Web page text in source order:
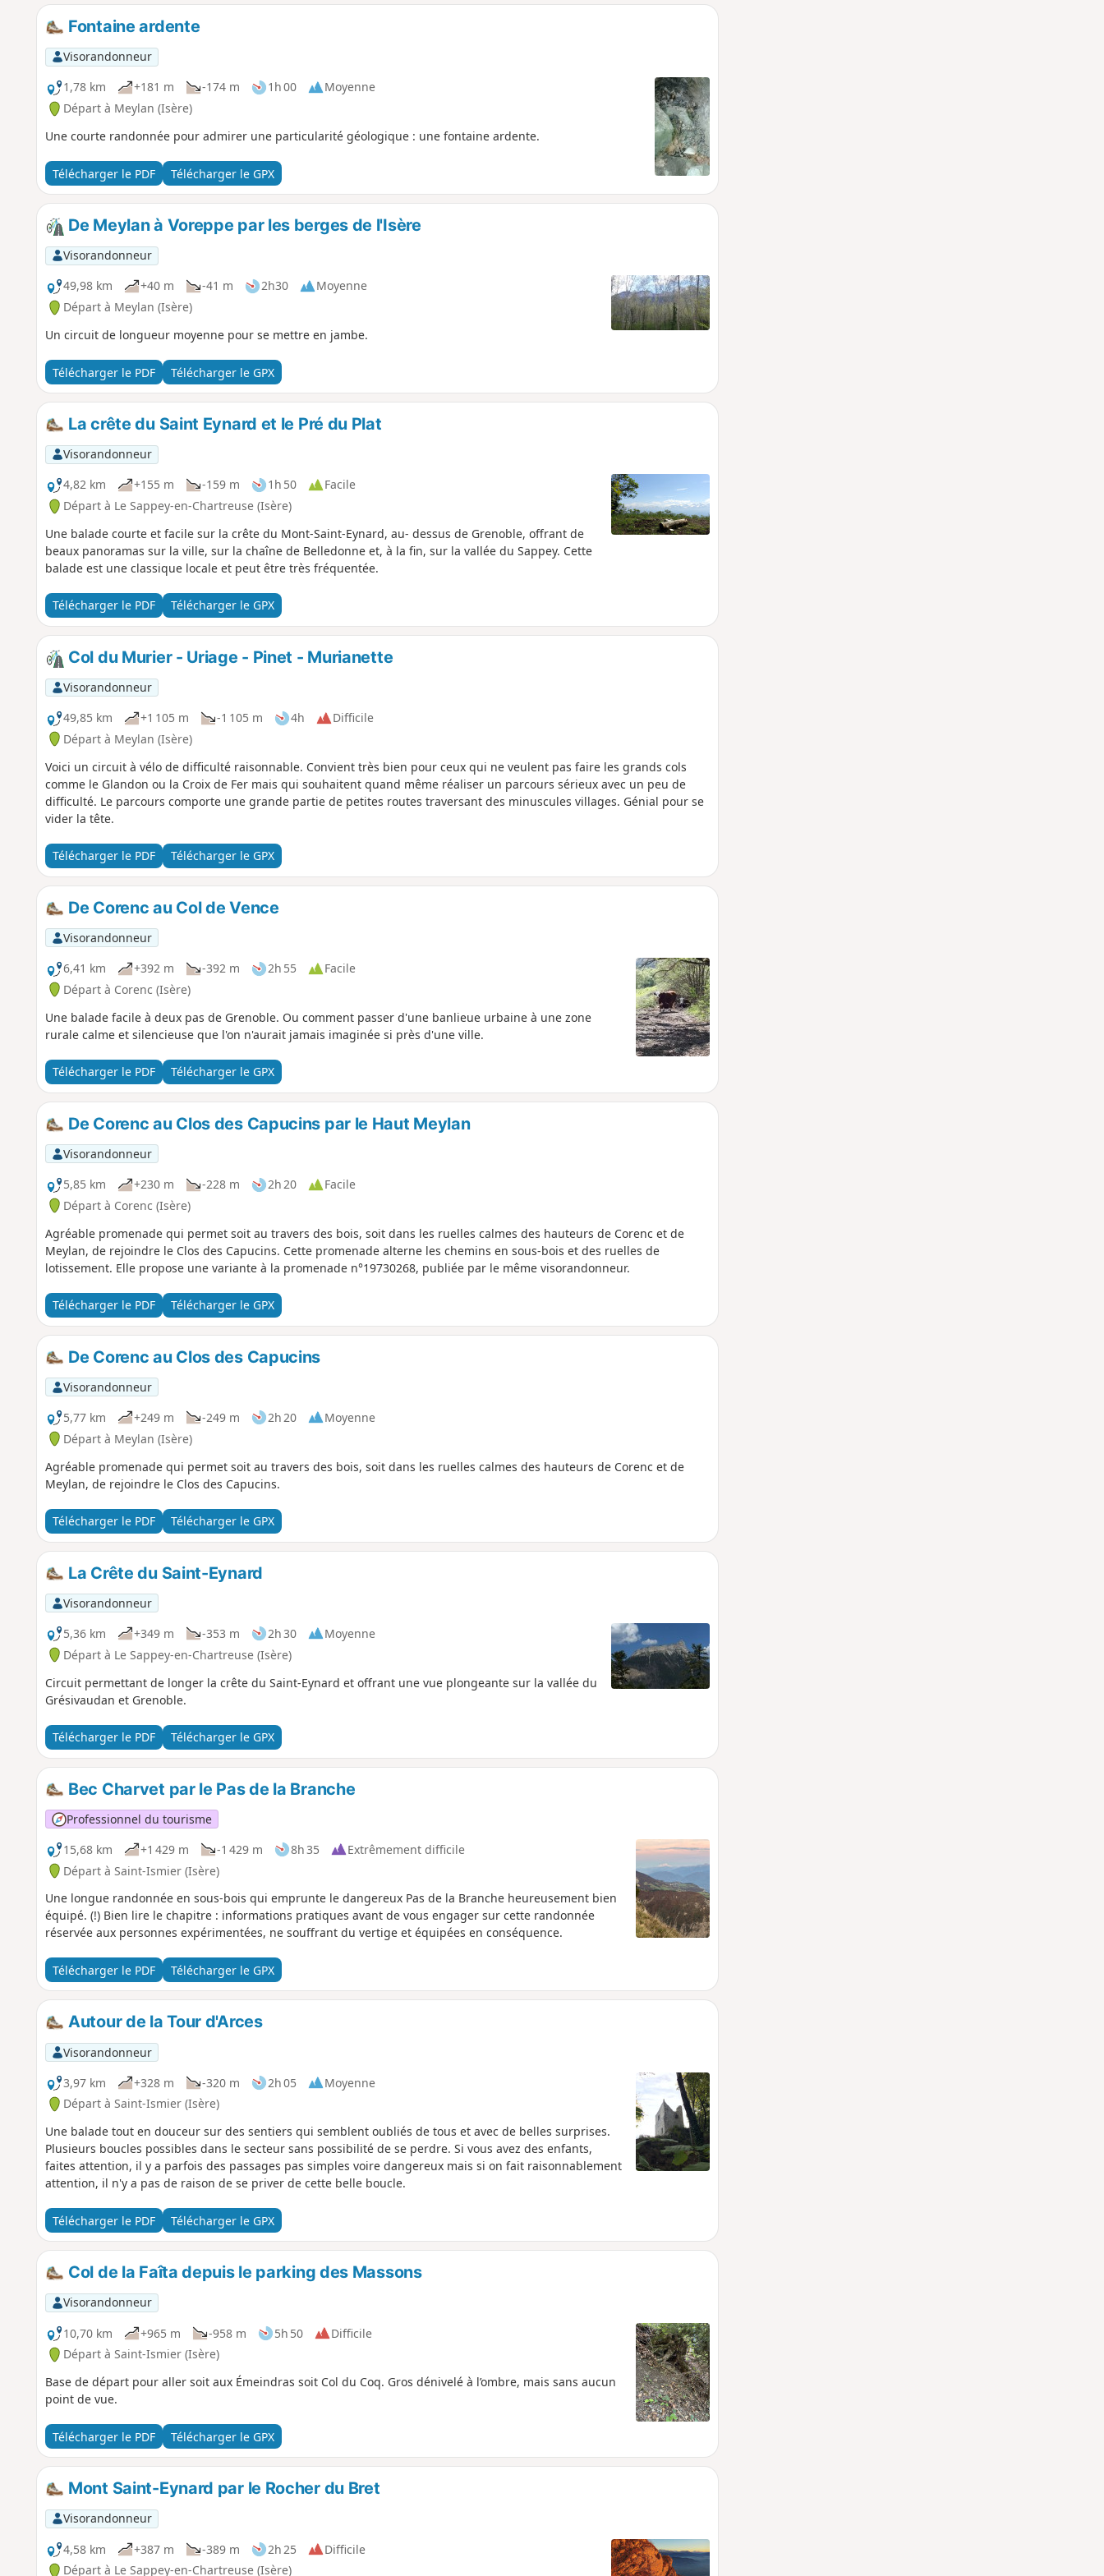
Fontaine ardente
Visorandonneur
1,78 km
+181 m -174 m 1h 00
Moyenne
Départ à Meylan (Isère)
Une courte randonnée pour admirer une particularité géologique : une fontaine ardente.
Télécharger le PDF Télécharger le GPX
De Meylan à Voreppe par les berges de l'Isère
Visorandonneur
49,98 km
+40 m -41 m 2h30
Moyenne
Départ à Meylan (Isère)
Un circuit de longueur moyenne pour se mettre en jambe.
Télécharger le PDF Télécharger le GPX
La crête du Saint Eynard et le Pré du Plat
Visorandonneur
4,82 km
+155 m -159 m 1h 50
Facile
Départ à Le Sappey-en-Chartreuse (Isère)
Une balade courte et facile sur la crête du Mont-Saint-Eynard, au- dessus de Grenoble, offrant de
beaux panoramas sur la ville, sur la chaîne de Belledonne et, à la fin, sur la vallée du Sappey. Cette
balade est une classique locale et peut être très fréquentée.
Télécharger le PDF Télécharger le GPX
Col du Murier - Uriage - Pinet - Murianette
Visorandonneur
49,85 km
+1 105 m -1 105 m 4h
Difficile
Départ à Meylan (Isère)
Voici un circuit à vélo de difficulté raisonnable. Convient très bien pour ceux qui ne veulent pas faire les grands cols
comme le Glandon ou la Croix de Fer mais qui souhaitent quand même réaliser un parcours sérieux avec un peu de
difficulté. Le parcours comporte une grande partie de petites routes traversant des minuscules villages. Génial pour se
vider la tête.
Télécharger le PDF Télécharger le GPX
De Corenc au Col de Vence
Visorandonneur
6,41 km
+392 m -392 m 2h 55
Facile
Départ à Corenc (Isère)
Une balade facile à deux pas de Grenoble. Ou comment passer d'une banlieue urbaine à une zone
rurale calme et silencieuse que l'on n'aurait jamais imaginée si près d'une ville.
Télécharger le PDF Télécharger le GPX
De Corenc au Clos des Capucins par le Haut Meylan
Visorandonneur
5,85 km
+230 m -228 m 2h 20
Facile
Départ à Corenc (Isère)
Agréable promenade qui permet soit au travers des bois, soit dans les ruelles calmes des hauteurs de Corenc et de
Meylan, de rejoindre le Clos des Capucins. Cette promenade alterne les chemins en sous-bois et des ruelles de
lotissement. Elle propose une variante à la promenade n°19730268, publiée par le même visorandonneur.
Télécharger le PDF Télécharger le GPX
De Corenc au Clos des Capucins
Visorandonneur
5,77 km
+249 m -249 m 2h 20
Moyenne
Départ à Meylan (Isère)
Agréable promenade qui permet soit au travers des bois, soit dans les ruelles calmes des hauteurs de Corenc et de
Meylan, de rejoindre le Clos des Capucins.
Télécharger le PDF Télécharger le GPX
La Crête du Saint-Eynard
Visorandonneur
5,36 km
+349 m -353 m 2h 30
Moyenne
Départ à Le Sappey-en-Chartreuse (Isère)
Circuit permettant de longer la crête du Saint-Eynard et offrant une vue plongeante sur la vallée du
Grésivaudan et Grenoble.
Télécharger le PDF Télécharger le GPX
Bec Charvet par le Pas de la Branche
Professionnel du tourisme
15,68 km
+1 429 m -1 429 m 8h 35
Extrêmement difficile
Départ à Saint-Ismier (Isère)
Une longue randonnée en sous-bois qui emprunte le dangereux Pas de la Branche heureusement bien
équipé. (!) Bien lire le chapitre : informations pratiques avant de vous engager sur cette randonnée
réservée aux personnes expérimentées, ne souffrant du vertige et équipées en conséquence.
Télécharger le PDF Télécharger le GPX
Autour de la Tour d'Arces
Visorandonneur
3,97 km
+328 m -320 m 2h 05
Moyenne
Départ à Saint-Ismier (Isère)
Une balade tout en douceur sur des sentiers qui semblent oubliés de tous et avec de belles surprises.
Plusieurs boucles possibles dans le secteur sans possibilité de se perdre. Si vous avez des enfants,
faites attention, il y a parfois des passages pas simples voire dangereux mais si on fait raisonnablement
attention, il n'y a pas de raison de se priver de cette belle boucle.
Télécharger le PDF Télécharger le GPX
Col de la Faîta depuis le parking des Massons
Visorandonneur
10,70 km
+965 m -958 m 5h 50
Difficile
Départ à Saint-Ismier (Isère)
Base de départ pour aller soit aux Émeindras soit Col du Coq. Gros dénivelé à l’ombre, mais sans aucun
point de vue.
Télécharger le PDF Télécharger le GPX
Mont Saint-Eynard par le Rocher du Bret
Visorandonneur
4,58 km
+387 m -389 m 2h 25
Difficile
Départ à Le Sappey-en-Chartreuse (Isère)